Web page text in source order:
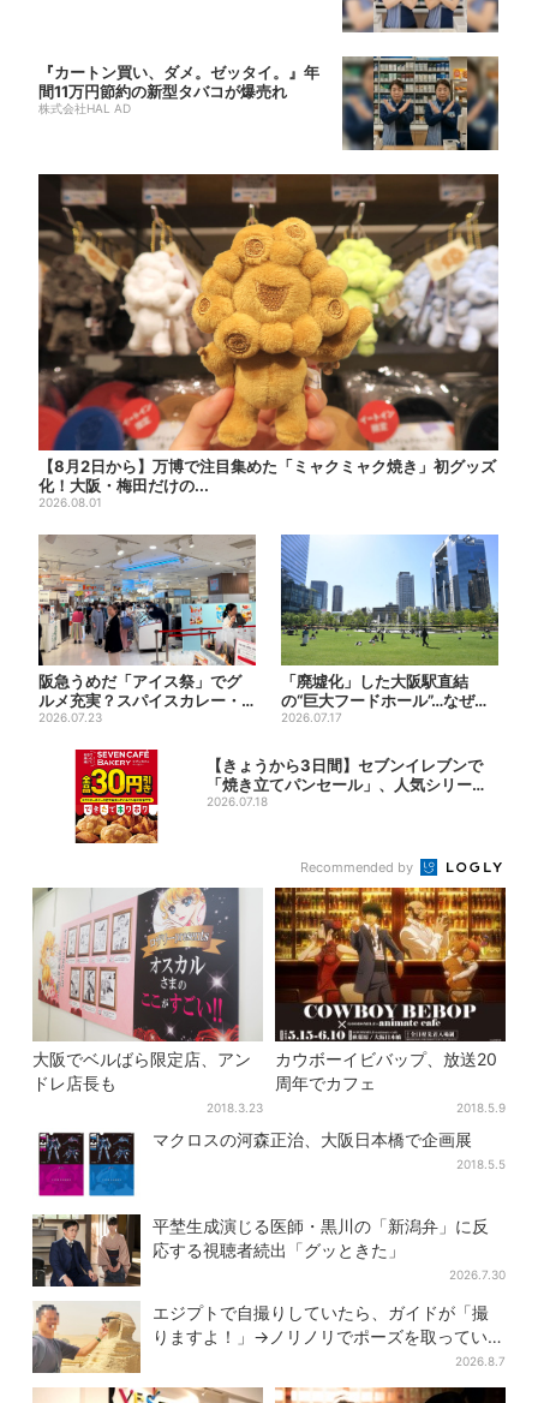
『カートン買い、ダメ。ゼッタイ。』年
間11万円節約の新型タバコが爆売れ
株式会社HAL AD
【8月2日から】万博で注目集めた「ミャクミャク焼き」初グッズ
化！大阪・梅田だけの...
2026.08.01
阪急うめだ「アイス祭」でグ
ルメ充実？スパイスカレー・
ピザ・ポテト…“しょっぱい
2026.07.23
「廃墟化」した大阪駅直結
の“巨大フードホール”…なぜ？
実は、梅田ランチ＆カフェ...
2026.07.17
【きょうから3日間】セブンイレブンで
「焼き立てパンセール」、人気シリーズ
がお得に...
2026.07.18
Recommended by
大阪でベルばら限定店、アン
ドレ店長も
2018.3.23
カウボーイビバップ、放送20
周年でカフェ
2018.5.9
マクロスの河森正治、大阪日本橋で企画展
2018.5.5
平埜生成演じる医師・黒川の「新潟弁」に反
応する視聴者続出「グッときた」
2026.7.30
エジプトで自撮りしていたら、ガイドが「撮
りますよ！」→ノリノリでポーズを取っていた
2026.8.7